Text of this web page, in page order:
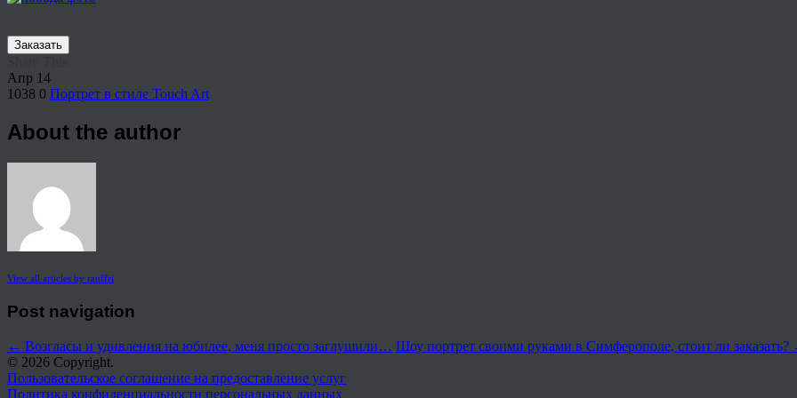
Заказать
Апр 14
1038 0 Портрет в стиле Touch Art
About the author
View all articles by rauffri
Post navigation
← Возгласы и удивления на юбилее, меня просто заглушили… Шоу портрет своими руками в Симферополе, стоит ли заказать?
© 2026 Copyright.
Пользовательское соглашение на предоставление услуг
Политика конфиденциальности персональных данных